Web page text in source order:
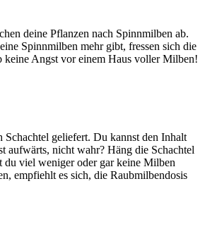
deine Pflanzen nach Spinnmilben ab.
Spinnmilben mehr gibt, fressen sich die
keine Angst vor einem Haus voller Milben!
geliefert. Du kannst den Inhalt
aufwärts, nicht wahr? Häng die Schachtel
du viel weniger oder gar keine Milben
empfiehlt es sich, die Raubmilbendosis